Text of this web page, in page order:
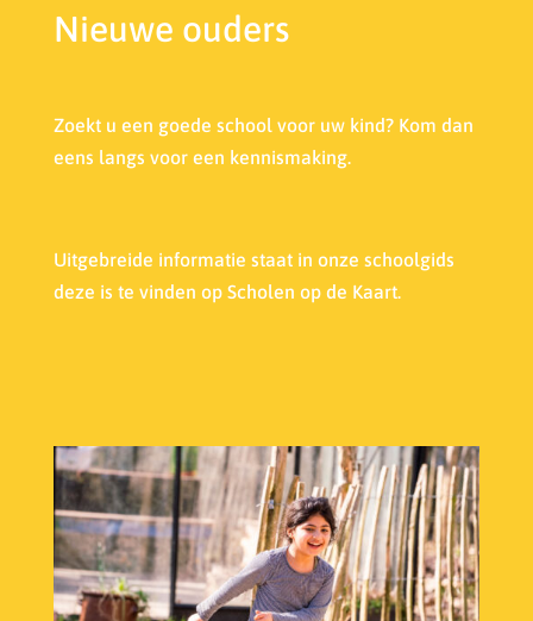
Nieuwe ouders
Zoekt u een goede school voor uw kind? Kom dan
eens langs voor een kennismaking.
Uitgebreide informatie staat in onze schoolgids
deze is te vinden op Scholen op de Kaart.